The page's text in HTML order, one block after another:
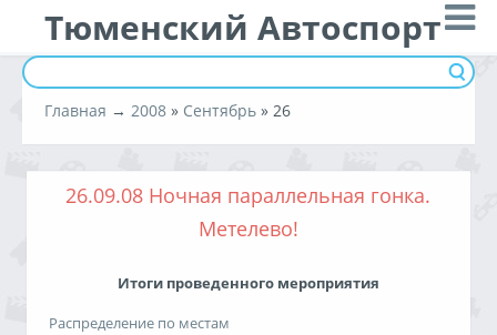
Тюменский Автоспорт
Главная → 2008 » Сентябрь » 26
26.09.08 Ночная параллельная гонка.
Метелево!
Итоги проведенного мероприятия
Распределение по местам